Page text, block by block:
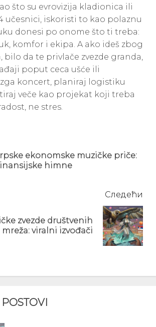
što su evrovizija kladionica ili
učesnici, iskoristi to kao polaznu
donesi po onome što ti treba:
komfor i ekipa. A ako ideš zbog
bilo da te privlače zvezde granda,
poput ceca ušće ili
koncert, planiraj logistiku
veče kao projekat koji treba
ne stres.
ekonomske muzičke priče:
himne
Следећи
zvezde društvenih
mreža: viralni izvođači